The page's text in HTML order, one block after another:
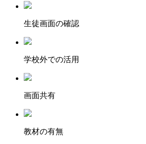
⽣徒画⾯の確認
学校外での活用
画面共有
教材の有無